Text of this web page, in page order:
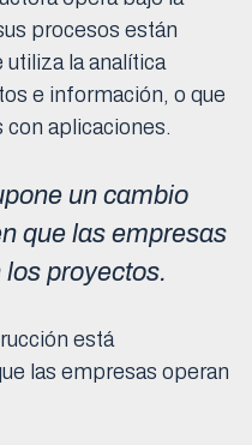
procesos están
utiliza la analítica
e información, o que
aplicaciones.
un cambio
que las empresas
proyectos.
está
las empresas operan